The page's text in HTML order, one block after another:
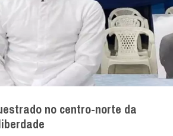
no centro-norte da